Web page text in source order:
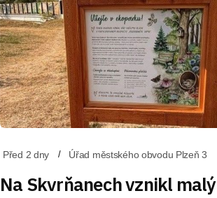
Před 2 dny Úřad městského obvodu Plzeň 3
Na Skvrňanech vznikl malý